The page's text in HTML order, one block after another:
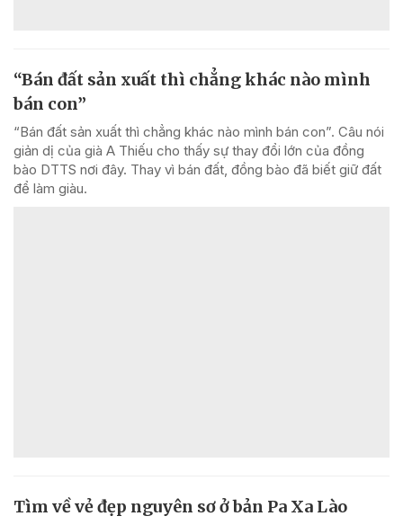
“Bán đất sản xuất thì chẳng khác nào mình
bán con”
“Bán đất sản xuất thì chẳng khác nào mình bán con”. Câu nói
giản dị của già A Thiếu cho thấy sự thay đổi lớn của đồng
bào DTTS nơi đây. Thay vì bán đất, đồng bào đã biết giữ đất
để làm giàu.
Tìm về vẻ đẹp nguyên sơ ở bản Pa Xa Lào